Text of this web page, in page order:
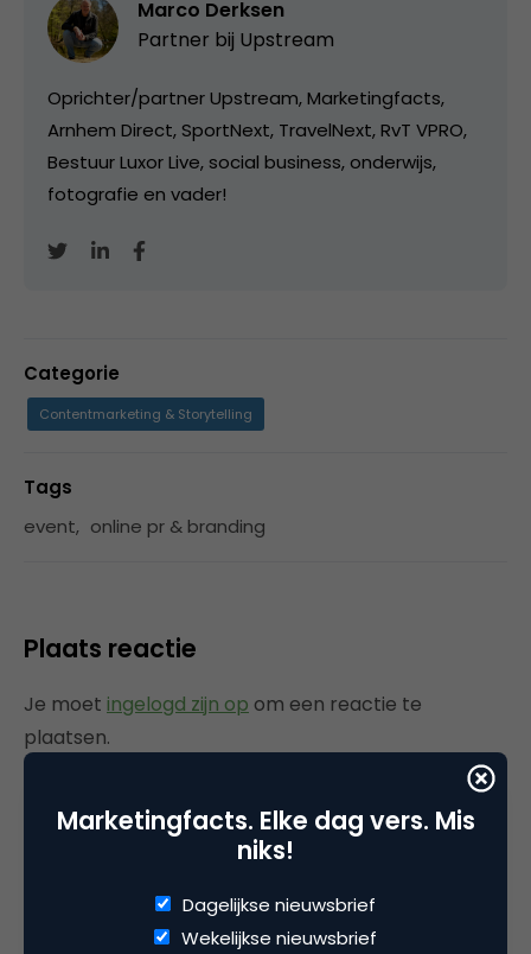
Marco Derksen
Partner bij Upstream
Oprichter/partner Upstream, Marketingfacts,
Arnhem Direct, SportNext, TravelNext, RvT VPRO,
Bestuur Luxor Live, social business, onderwijs,
fotografie en vader!
Categorie
Contentmarketing & Storytelling
Tags
event, online pr & branding
Plaats reactie
Je moet ingelogd zijn op om een reactie te
plaatsen.
Gerelateerde artikelen
AI: Zorgen we voor vooruitgang
Marketingfacts. Elke dag vers. Mis
niks!
Dagelijkse nieuwsbrief
Wekelijkse nieuwsbrief